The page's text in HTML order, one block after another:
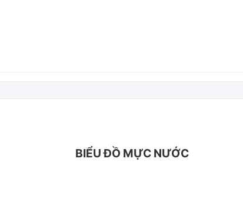
BIỂU ĐỒ MỰC NƯỚC